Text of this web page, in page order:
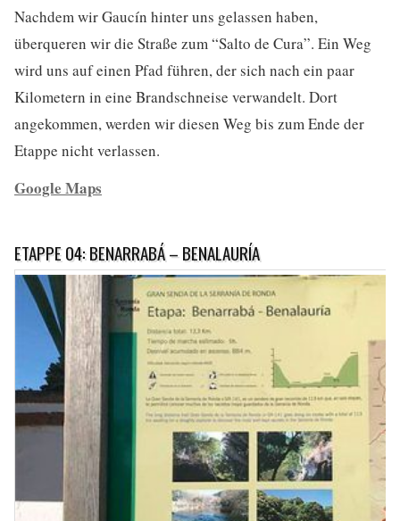
Nachdem wir Gaucín hinter uns gelassen haben,
überqueren wir die Straße zum “Salto de Cura”. Ein Weg
wird uns auf einen Pfad führen, der sich nach ein paar
Kilometern in eine Brandschneise verwandelt. Dort
angekommen, werden wir diesen Weg bis zum Ende der
Etappe nicht verlassen.
Google Maps
ETAPPE 04: BENARRABÁ – BENALAURÍA